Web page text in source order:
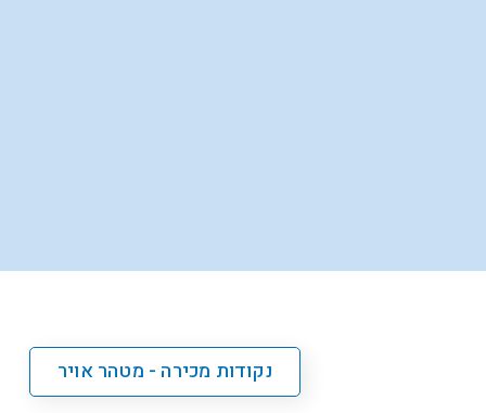
נקודות מכירה - מטהר אויר